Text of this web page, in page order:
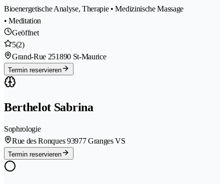
Bioenergetische Analyse, Therapie • Medizinische Massage
• Meditation
Geöffnet
5(2)
Grand-Rue 251890 St-Maurice
Termin reservieren
Berthelot Sabrina
Sophrologie
Rue des Ronques 93977 Granges VS
Termin reservieren